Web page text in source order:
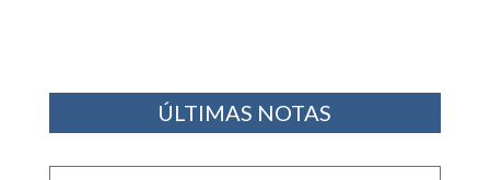
ÚLTIMAS NOTAS